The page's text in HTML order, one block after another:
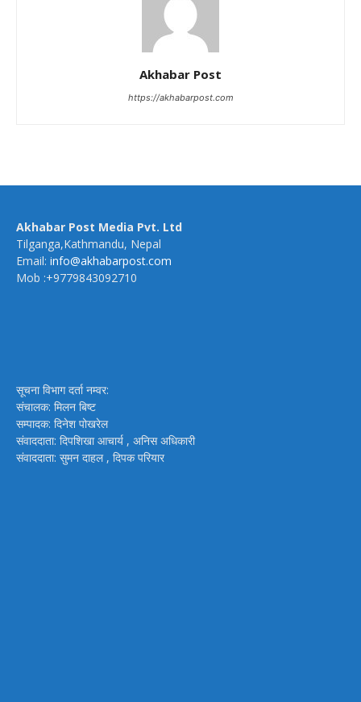
Akhabar Post
https://akhabarpost.com
Akhabar Post Media Pvt. Ltd
Tilganga,Kathmandu, Nepal
Email: info@akhabarpost.com
Mob :+9779843092710
सूचना विभाग दर्ता नम्वर:
संचालक: मिलन बिष्ट
सम्पादक: दिनेश पोखरेल
संवाददाता: दिपशिखा आचार्य , अनिस अधिकारी
संवाददाता: सुमन दाहल , दिपक परियार